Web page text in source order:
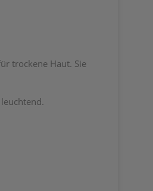
trockene Haut. Sie